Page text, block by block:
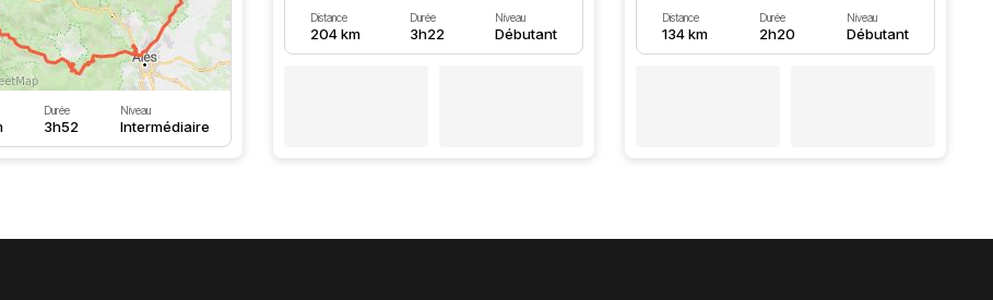
Durée
3h52
Niveau
Intermédiaire
Distance
204 km
Durée
3h22
Niveau
Débutant
Distance
134 km
Durée
2h20
Niveau
Débutant